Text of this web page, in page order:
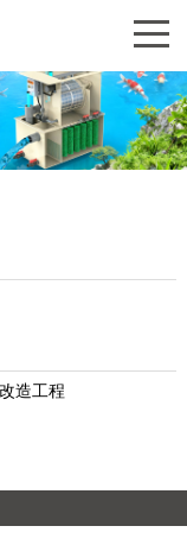
造工程